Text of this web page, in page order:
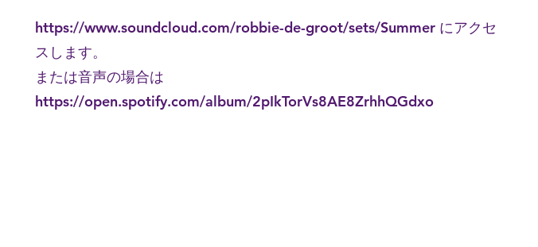
https://www.soundcloud.com/robbie-de-groot/sets/Summer にアクセ
スします。
または音声の場合は
https://open.spotify.com/album/2pIkTorVs8AE8ZrhhQGdxo